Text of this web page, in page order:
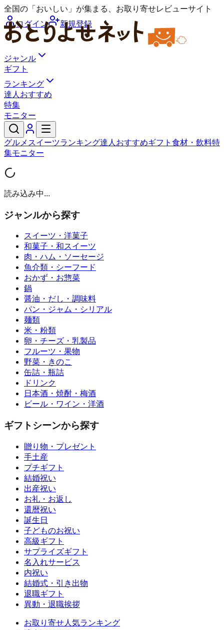
全国の「おいしい」が集まる、お取り寄せレビューサイト
ログイン
新規登録
ジャンル
ギフト
ランキング
達人おすすめ
特集
モニター
グルメ スイーツランキング達人おすすめギフト 食材・飲料特
集モニター
読み込み中...
ジャンルから探す
スイーツ・洋菓子
和菓子・和スイーツ
肉・ハム・ソーセージ
魚介類・シーフード
おかず・お惣菜
鍋
醤油・だし・調味料
パン・ジャム・シリアル
麺類
米・粉類
卵・チーズ・乳製品
フルーツ・果物
野菜・きのこ
缶詰・瓶詰
ドリンク
日本酒・焼酎・梅酒
ビール・ワイン・洋酒
ギフトシーンから探す
贈り物・プレゼント
手土産
プチギフト
結婚祝い
出産祝い
お礼・お返し
還暦祝い
誕生日
子どものお祝い
高級ギフト
サプライズギフト
名入れサービス
内祝い
結婚式・引き出物
退職ギフト
異動・退職挨拶
お取り寄せ人気ランキング